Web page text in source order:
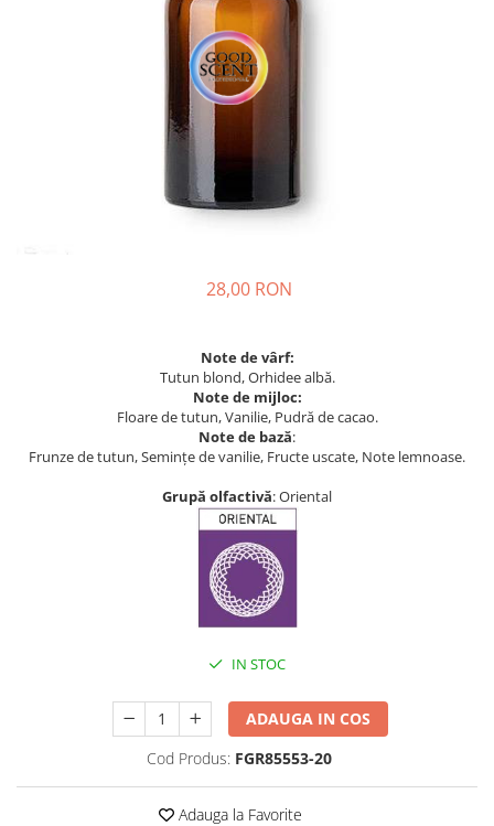
28,00 RON
Note de vârf:
Tutun blond, Orhidee albă.
Note de mijloc:
Floare de tutun, Vanilie, Pudră de cacao.
Note de bază:
Frunze de tutun, Semințe de vanilie, Fructe uscate, Note lemnoase.
Grupă olfactivă: Oriental
IN STOC
ADAUGA IN COS
Cod Produs: FGR85553-20
Adauga la Favorite